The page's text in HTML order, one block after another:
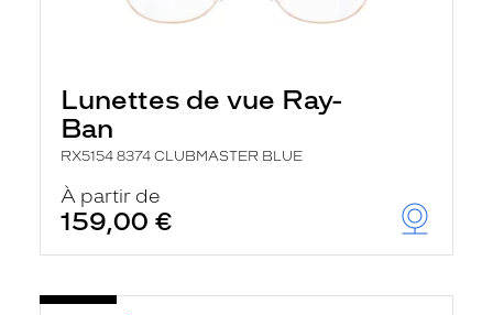
Lunettes de vue Ray-
Ban
RX5154 8374 CLUBMASTER BLUE
À partir de
159,00 €